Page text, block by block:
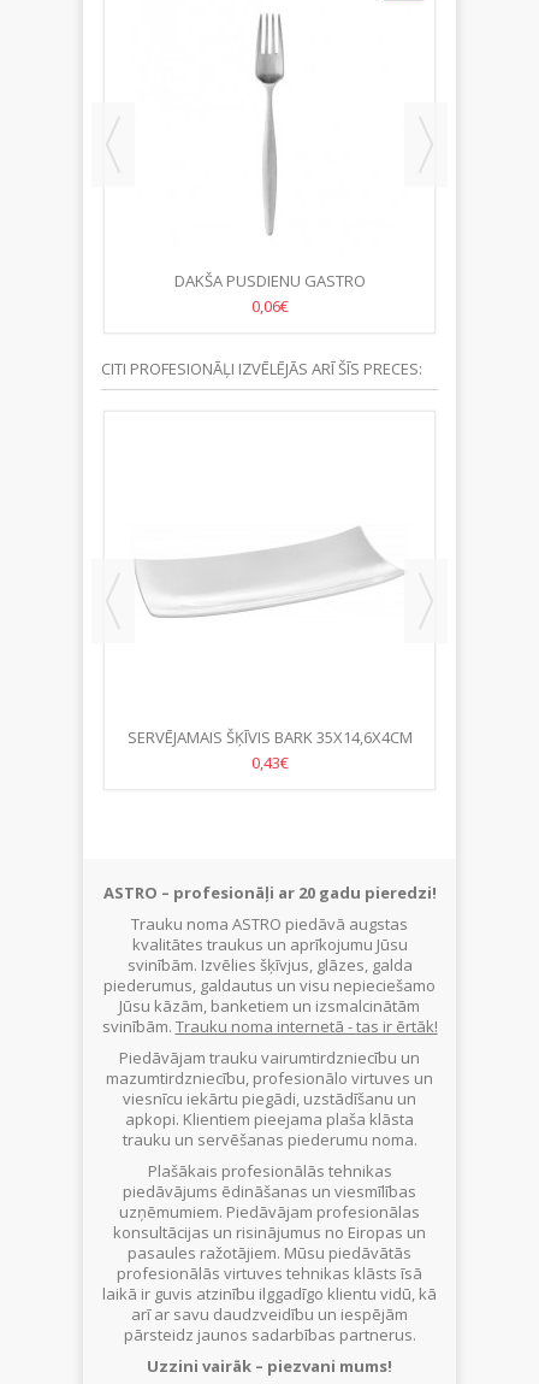
DAKŠA PUSDIENU GASTRO
0,06€
CITI PROFESIONĀĻI IZVĒLĒJĀS ARĪ ŠĪS PRECES:
SERVĒJAMAIS ŠĶĪVIS BARK 35X14,6X4CM
0,43€
ASTRO – profesionāļi ar 20 gadu pieredzi!
Trauku noma ASTRO piedāvā augstas
kvalitātes traukus un aprīkojumu Jūsu
svinībām. Izvēlies šķīvjus, glāzes, galda
piederumus, galdautus un visu nepieciešamo
Jūsu kāzām, banketiem un izsmalcinātām
svinībām. Trauku noma internetā - tas ir ērtāk!
Piedāvājam trauku vairumtirdzniecību un
mazumtirdzniecību, profesionālo virtuves un
viesnīcu iekārtu piegādi, uzstādīšanu un
apkopi. Klientiem pieejama plaša klāsta
trauku un servēšanas piederumu noma.
Plašākais profesionālās tehnikas
piedāvājums ēdināšanas un viesmīlības
uzņēmumiem. Piedāvājam profesionālas
konsultācijas un risinājumus no Eiropas un
pasaules ražotājiem. Mūsu piedāvātās
profesionālās virtuves tehnikas klāsts īsā
laikā ir guvis atzinību ilggadīgo klientu vidū, kā
arī ar savu daudzveidību un iespējām
pārsteidz jaunos sadarbības partnerus.
Uzzini vairāk – piezvani mums!